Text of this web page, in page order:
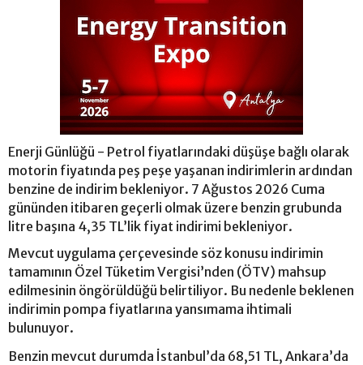
Enerji Günlüğü - Petrol fiyatlarındaki düşüşe bağlı olarak
motorin fiyatında peş peşe yaşanan indirimlerin ardından
benzine de indirim bekleniyor. 7 Ağustos 2026 Cuma
gününden itibaren geçerli olmak üzere benzin grubunda
litre başına 4,35 TL’lik fiyat indirimi bekleniyor.
Mevcut uygulama çerçevesinde söz konusu indirimin
tamamının Özel Tüketim Vergisi’nden (ÖTV) mahsup
edilmesinin öngörüldüğü belirtiliyor. Bu nedenle beklenen
indirimin pompa fiyatlarına yansımama ihtimali
bulunuyor.
Benzin mevcut durumda İstanbul’da 68,51 TL, Ankara’da